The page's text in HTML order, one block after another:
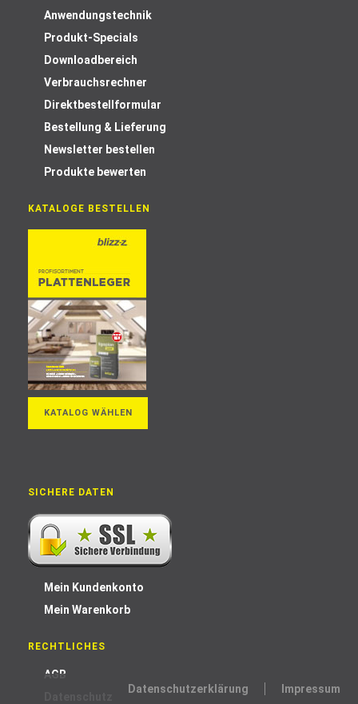
Datenschutzerklärung Impressum
Anwendungstechnik
Produkt-Specials
Downloadbereich
Verbrauchsrechner
Direktbestellformular
Bestellung & Lieferung
Newsletter bestellen
Produkte bewerten
KATALOGE BESTELLEN
KATALOG WÄHLEN
SICHERE DATEN
Mein Kundenkonto
Mein Warenkorb
RECHTLICHES
AGB